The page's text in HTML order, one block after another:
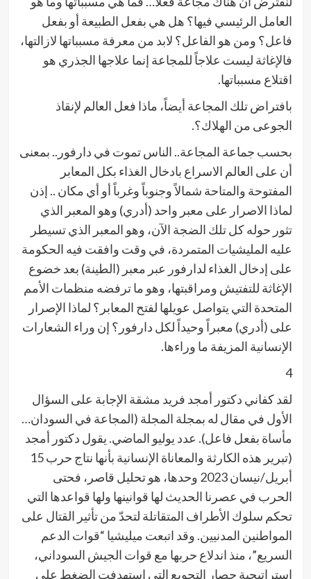
العامل الرئيسي فيها؟ هل هي بفعل الطبيعة أو بفعل
فاعل؟ ومن هو الفاعل؟ لابد من معرفة مسبباتها لازالتها،
فالإغاثة ليست علاجاً للمجاعة إنما علاجها الجذري هو
اقتلاع مسبباتها.
بافتراض تلك المجاعة أيضاً، ماذا فعل العالم لإنقاذ
الجوعى من الهلاك؟.
بحسب جماعة المجاعة.. الناس تموت في دارفور.. بمعنى
أن على العالم الاسراع بادخال الغذاء بكل المعابر
المفتوحة والمتاحة شمالاً وجنوباً وغرباً أو أي مكان .. إذن
لماذا الاصرار على معبر واحد (أدري) وهو المعبر الذي
تثور حوله كل تلك الضجة الآن، وهو المعبر الذي تسيطر
عليه المليشيات المتمردة، في وقت وافقت فيه الحكومة
على إدخال الغذاء لدارفور عبر معبر (الطينة) بعد خضوع
الإغاثة للتفتيش ومراقبتها، وهو ما ترفضه منظمات الأمم
المتحدة التي يتواصل عويلها لفتح المعابر؟ لماذا الإصرار
على (أدري) معبراً وحيداً لكل دارفور؟ إن وراء الشعارات
الإنسانية المزيفة ما وراءها.
4
لقد كفاني دكتور أمجد فريد مشقة الإجابة على السؤال
الأول في مقال له بمجلة المجلة (المجاعة في السودان…
مأساة بفعل فاعل). عدد يوليو الماضي. يقول دكتور أمجد
(تبرير هذه الكارثة والمعاناة الإنسانية بأنها نتاج حرب 15
أبريل/نيسان 2023 وحدها، هو تحليل قاصر، فحتى
الحرب في عصرنا الحديث لها قوانينها ولها قواعدها التي
تحكم سلوك الأطراف المتقاتلة لتحدّ من تأثير القتال على
المواطنين المدنيين. وقد اتبعت ميليشيا “قوات الدعم
السريع”، منذ اندلاع حربها مع قوات الجيش السوداني،
استراتيجية حصار التجويع التي استهدفت الضغط على